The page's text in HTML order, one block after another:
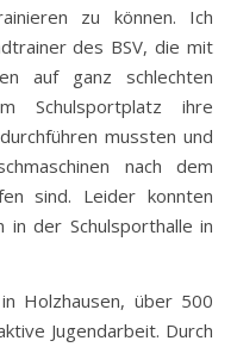
zu können. Ich
des BSV, die mit
auf ganz schlechten
Schulsportplatz ihre
mussten und
nach dem
sind. Leider konnten
in der Schulsporthalle in
Holzhausen, über 500
Jugendarbeit. Durch